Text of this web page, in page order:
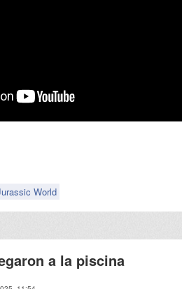
World
a la piscina